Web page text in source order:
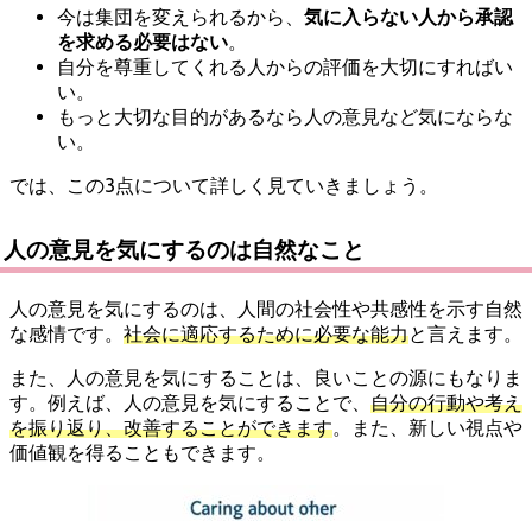
今は集団を変えられるから、 気に入らない人から承認
を求める必要はない。
自分を尊重してくれる人からの評価を大切にすればい
い。
もっと大切な目的があるなら人の意見など気にならな
い。
では、この3点について詳しく見ていきましょう。
人の意見を気にするのは自然なこと
人の意見を気にするのは、人間の社会性や共感性を示す自然
な感情です。 社会に適応するために必要な能力と言えます。
また、人の意見を気にすることは、良いことの源にもなりま
す。例えば、人の意見を気にすることで、 自分の行動や考え
を振り返り、改善することができます。また、新しい視点や
価値観を得ることもできます。